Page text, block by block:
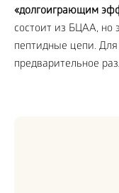
«долгоиграющим
состоит из БЦАА, но
пептидные цепи.
предварительное